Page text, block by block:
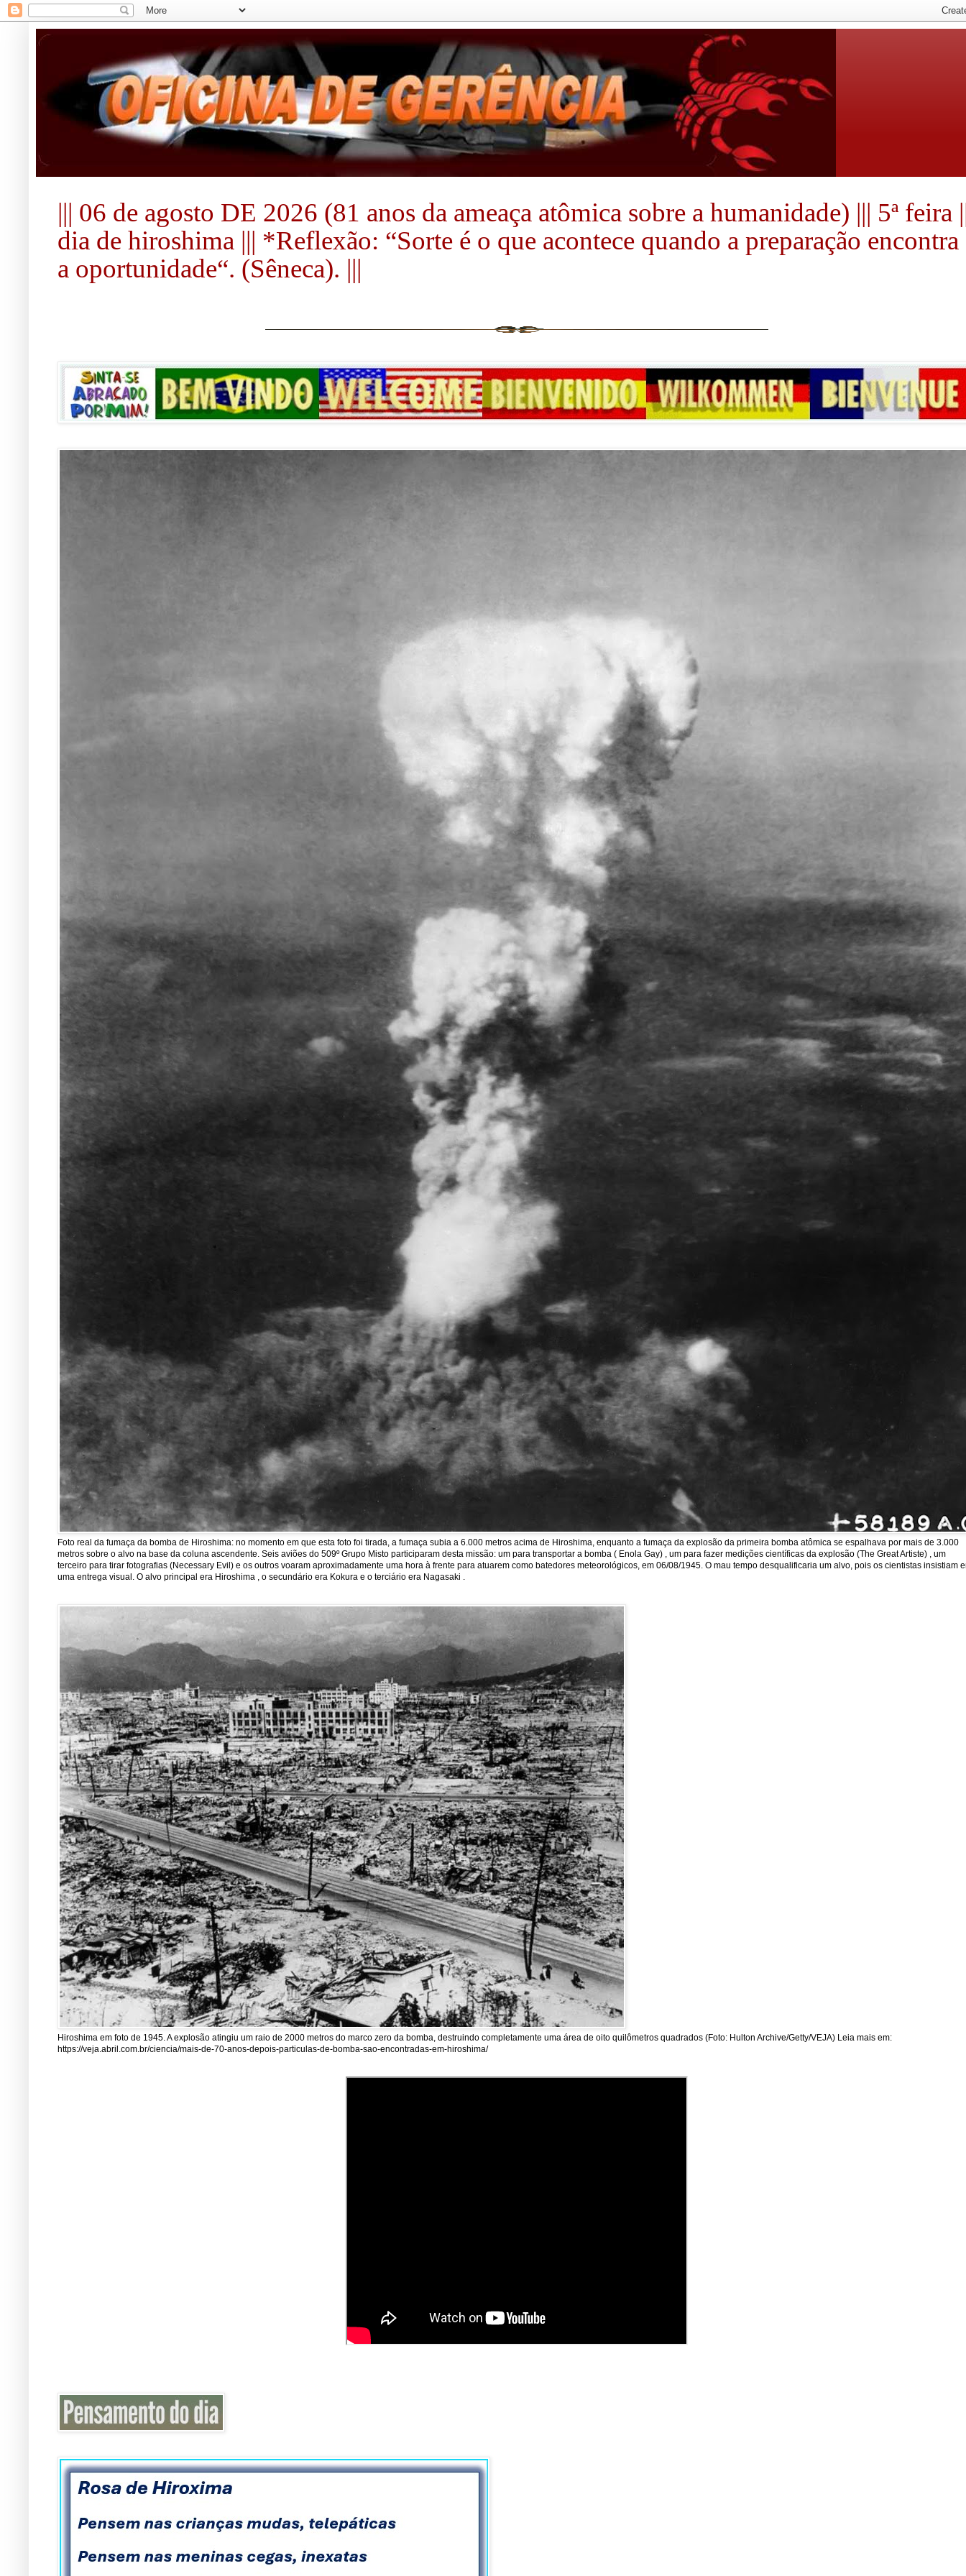
||| 06 de agosto DE 2026 (81 anos da ameaça atômica sobre a humanidade) ||| 5ª feira
dia de hiroshima ||| *Reflexão: “Sorte é o que acontece quando a preparação encontra
a oportunidade“. (Sêneca). |||
Foto real da fumaça da bomba de Hiroshima: no momento em que esta foto foi tirada, a fumaça subia a 6.000 metros acima de Hiroshima, enquanto a fumaça da explosão da primeira bomba atômica se espalhava por mais de 3.000
metros sobre o alvo na base da coluna ascendente. Seis aviões do 509º Grupo Misto participaram desta missão: um para transportar a bomba ( Enola Gay) , um para fazer medições científicas da explosão (The Great Artiste) , um
terceiro para tirar fotografias (Necessary Evil) e os outros voaram aproximadamente uma hora à frente para atuarem como batedores meteorológicos, em 06/08/1945. O mau tempo desqualificaria um alvo, pois os cientistas insistiam
uma entrega visual. O alvo principal era Hiroshima , o secundário era Kokura e o terciário era Nagasaki .
Hiroshima em foto de 1945. A explosão atingiu um raio de 2000 metros do marco zero da bomba, destruindo completamente uma área de oito quilômetros quadrados (Foto: Hulton Archive/Getty/VEJA) Leia mais em:
https://veja.abril.com.br/ciencia/mais-de-70-anos-depois-particulas-de-bomba-sao-encontradas-em-hiroshima/